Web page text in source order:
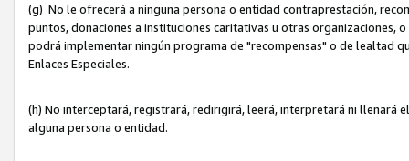
(g) No le ofrecerá a ninguna persona o entidad contraprestación,
puntos, donaciones a instituciones caritativas u otras organizaciones,
podrá implementar ningún programa de "recompensas" o de lealtad
Enlaces Especiales.
(h) No interceptará, registrará, redirigirá, leerá, interpretará ni
alguna persona o entidad.